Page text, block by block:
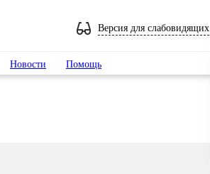
Версия для слабовидящих
Новости Помощь